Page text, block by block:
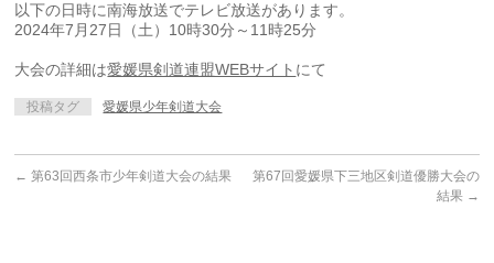
以下の日時に南海放送でテレビ放送があります。
2024年7月27日（土）10時30分～11時25分
大会の詳細は愛媛県剣道連盟WEBサイト にて
投稿タグ 愛媛県少年剣道大会
← 第63回西条市少年剣道大会の結果
第67回愛媛県下三地区剣道優勝大会の
結果 →